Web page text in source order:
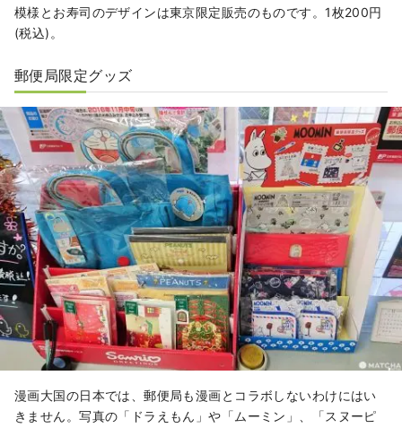
模様とお寿司のデザインは東京限定販売のものです。1枚200円
(税込)。
郵便局限定グッズ
漫画大国の日本では、郵便局も漫画とコラボしないわけにはい
きません。写真の「ドラえもん」や「ムーミン」、「スヌーピ